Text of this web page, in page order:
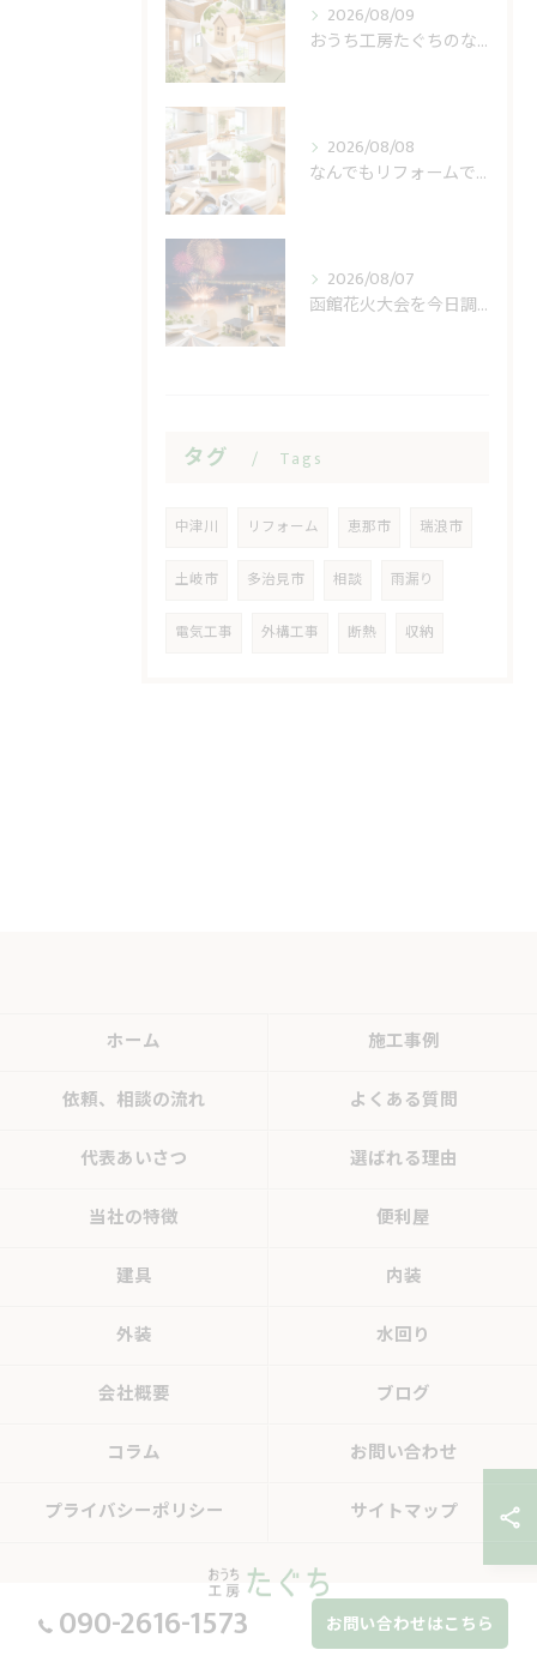
2026/08/09
おうち工房たぐちのなんでもリフォーム費用の境目
2026/08/08
なんでもリフォームで小修繕の費用不安を軽く
2026/08/07
函館花火大会を今日調べる前に見る開催日と順延
タグ Tags
中津川 リフォーム 恵那市 瑞浪市
土岐市 多治見市 相談 雨漏り
電気工事 外構工事 断熱 収納
090-2616-1573 お問い合わせはこちら
ホーム 施工事例
依頼、相談の流れ よくある質問
代表あいさつ 選ばれる理由
当社の特徴 便利屋
建具 内装
外装 水回り
会社概要 ブログ
コラム お問い合わせ
プライバシーポリシー サイトマップ
© 2026 岐阜県中津川のリフォームならおうち工房たぐち ALL RIGHTS RESERVED.